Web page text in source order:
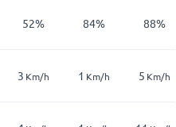
52% 84% 88%
3 Km/h 1 Km/h 5 Km/h